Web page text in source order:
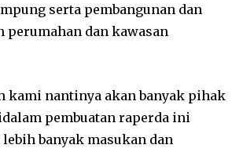
serta pembangunan dan
perumahan dan kawasan
kami nantinya akan banyak pihak
pembuatan raperda ini
banyak masukan dan